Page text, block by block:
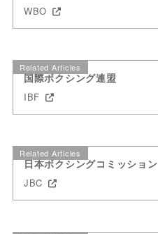
WBO
Related Articles
国際ボクシング連盟
IBF
Related Articles
日本ボクシングコミッション
JBC